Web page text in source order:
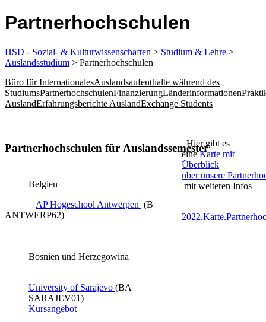
Partnerhochschulen
HSD - Sozial- & Kulturwissenschaften > Studium & Lehre >
Auslandsstudium > Partnerhochschulen
Büro für InternationalesAuslandsaufenthalte während des
StudiumsPartnerhochschulenFinanzierungLänderinformationen
AuslandErfahrungsberichte AuslandExchange Students
Partnerhochschulen für Auslandssemester
Belgien
AP Hogeschool Antwerpen ​ (B
ANTWERP62)
Bosnien und Herzegowina
University of Sarajevo​ ​ (BA
SARAJEV01​)
Kursangebot​
Hier gibt es
eineKarte mit
Überblick
über unsere
mit weiteren Infos